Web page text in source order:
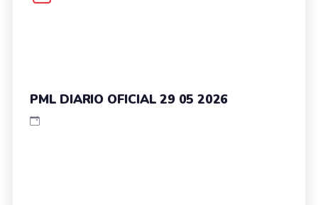
PML DIARIO OFICIAL 29 05 2026